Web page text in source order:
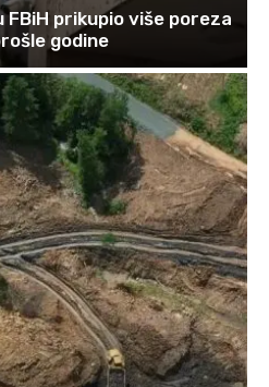
FBiH prikupio više poreza
godine